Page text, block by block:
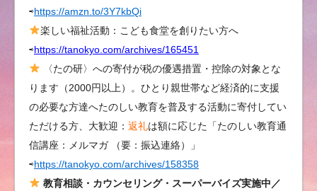
花
さ
ぽ
ー
ル
デ
ン
ブ
ッ
⇨https://amzn.to/3Y7kbQi
楽しい福祉活動：こども食堂を創りたい方へ
⇨https://tanokyo.com/archives/165451
〈たの研〉への寄付が税の優遇措置・控除の対象とな
ります（2000円以上）。ひとり親世帯など経済的に支援
の必要な方達へたのしい教育を普及する活動に寄付してい
ただける方、大歓迎： 返礼は額に応じた「たのしい教育通
信講座：メルマガ （要：振込連絡）」
⇨https://tanokyo.com/archives/158358
教育相談・カウンセリング・スーパーバイズ実施中／